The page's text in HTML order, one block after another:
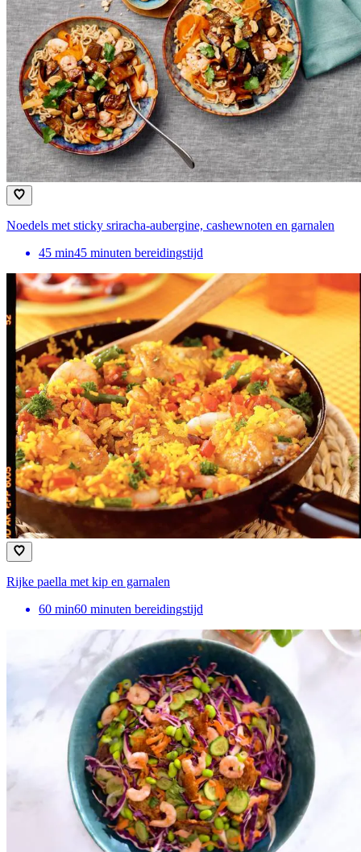
Noedels met sticky sriracha-aubergine, cashewnoten en garnalen
45 min45 minuten bereidingstijd
Rijke paella met kip en garnalen
60 min60 minuten bereidingstijd